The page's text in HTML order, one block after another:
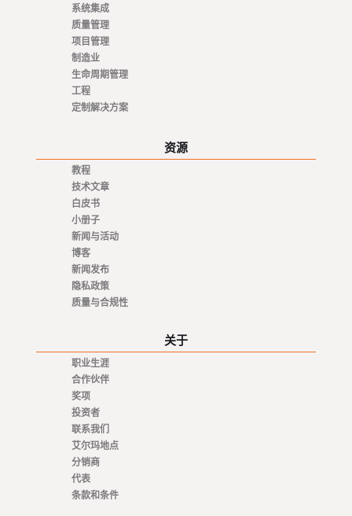
系统集成
质量管理
项目管理
制造业
生命周期管理
工程
定制解决方案
资源
教程
技术文章
白皮书
小册子
新闻与活动
博客
新闻发布
隐私政策
质量与合规性
关于
职业生涯
合作伙伴
奖项
投资者
联系我们
艾尔玛地点
分销商
代表
条款和条件